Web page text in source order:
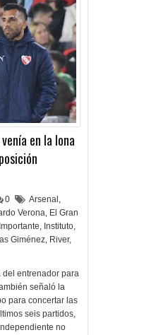
en la lona
0 Arsenal ,
Verona, El Gran
Importante, Instituto,
Giménez, River,
del entrenador para
señaló la
para concertar las
seis partidos,
no